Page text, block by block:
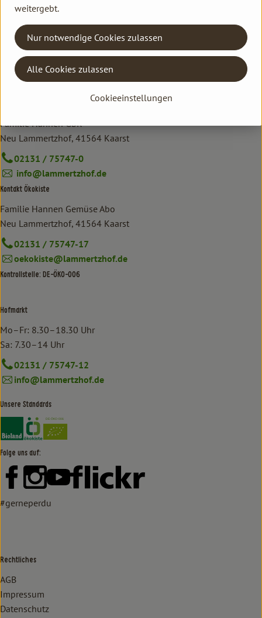
Bitte achtet drauf, dass diese Eiboxen nicht
spülmaschinengeeignet sind. Deshalb sollten sie von Hand
gespült werden, damit sie Euch lange erhalten bleiben.
Übrigens: Auch Ökokisten Kund:innen können diese
Mehrweg-Eiboxen bestellen, die Artikelnummer ist 9556.
Familie Hannen GbR
Neu Lammertzhof, 41564 Kaarst
02131 / 75747-0
info@lammertzhof.de
Kontakt Ökokiste
Familie Hannen Gemüse Abo
Neu Lammertzhof, 41564 Kaarst
02131 / 75747-17
oekokiste@lammertzhof.de
Kontrollstelle: DE-ÖKO-006
Hofmarkt
Mo–Fr: 8.30–18.30 Uhr
Sa: 7.30–14 Uhr
02131 / 75747-12
info@lammertzhof.de
Unsere Standards
Externer Link zu https://www.bioland.de/verbraucher
Externer Link zu https://www.oekokiste.de/
Folge uns auf:
Externer Link zu https://www.facebook.com/lammertzhof/
Externer Link zu https://www.instagram.com/
Externer Link zu https://www.youtube.com/
Externer Link zu https://
#gerneperdu
Rechtliches
AGB
Impressum
Datenschutz
weitergebt.
Cookieeinstellungen
Nur notwendige Cookies zulassen
Alle Cookies zulassen